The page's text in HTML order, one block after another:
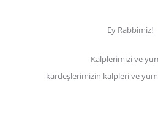
Ey Rabbimiz!
Kalplerimizi ve
kardeşlerimizin kalpleri ve